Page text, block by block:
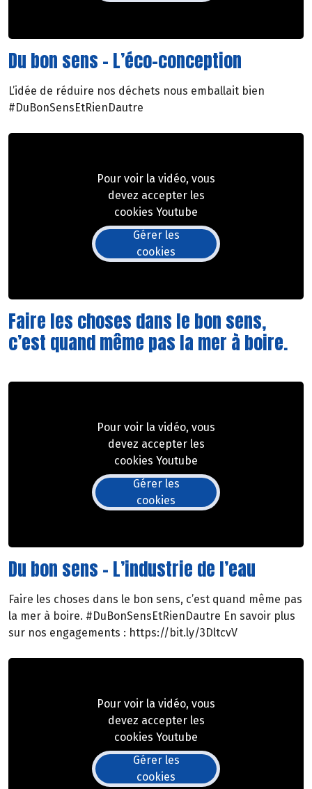
Du bon sens - L’éco-conception
L’idée de réduire nos déchets nous emballait bien
#DuBonSensEtRienDautre
Pour voir la vidéo, vous
devez accepter les
cookies Youtube
Gérer les
cookies
Faire les choses dans le bon sens,
c’est quand même pas la mer à boire.
Pour voir la vidéo, vous
devez accepter les
cookies Youtube
Gérer les
cookies
Du bon sens - L’industrie de l’eau
Faire les choses dans le bon sens, c’est quand même pas
la mer à boire. #DuBonSensEtRienDautre En savoir plus
sur nos engagements : https://bit.ly/3DltcvV
Pour voir la vidéo, vous
devez accepter les
cookies Youtube
Gérer les
cookies